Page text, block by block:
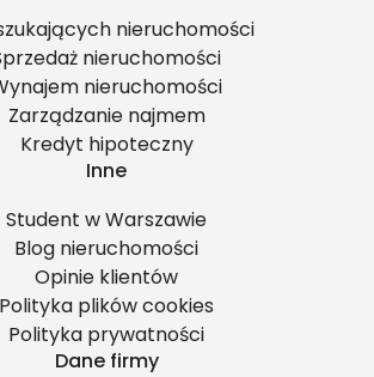
nieruchomości
nieruchomości
nieruchomości
Zarządzanie najmem
Kredyt hipoteczny
Inne
Student w Warszawie
Blog nieruchomości
Opinie klientów
Polityka plików cookies
Polityka prywatności
Dane firmy